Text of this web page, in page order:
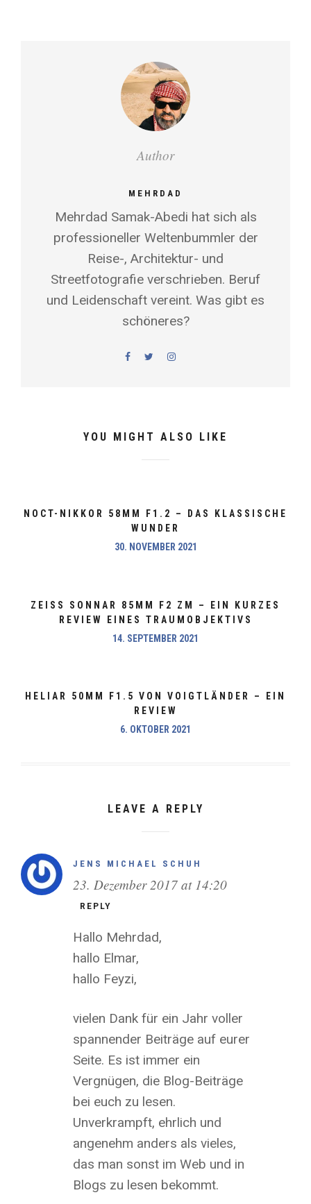
Author
MEHRDAD
Mehrdad Samak-Abedi hat sich als
professioneller Weltenbummler der
Reise-, Architektur- und
Streetfotografie verschrieben. Beruf
und Leidenschaft vereint. Was gibt es
schöneres?
YOU MIGHT ALSO LIKE
NOCT-NIKKOR 58MM F1.2 – DAS KLASSISCHE
WUNDER
30. NOVEMBER 2021
ZEISS SONNAR 85MM F2 ZM – EIN KURZES
REVIEW EINES TRAUMOBJEKTIVS
14. SEPTEMBER 2021
HELIAR 50MM F1.5 VON VOIGTLÄNDER – EIN
REVIEW
6. OKTOBER 2021
LEAVE A REPLY
JENS MICHAEL SCHUH
23. Dezember 2017 at 14:20
REPLY
Hallo Mehrdad,
hallo Elmar,
hallo Feyzi,
vielen Dank für ein Jahr voller
spannender Beiträge auf eurer
Seite. Es ist immer ein
Vergnügen, die Blog-Beiträge
bei euch zu lesen.
Unverkrampft, ehrlich und
angenehm anders als vieles,
das man sonst im Web und in
Blogs zu lesen bekommt.